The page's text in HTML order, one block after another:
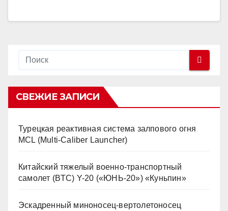
СВЕЖИЕ ЗАПИСИ
Турецкая реактивная система залпового огня
MCL (Multi-Caliber Launcher)
Китайский тяжелый военно-транспортный
самолет (BTC) Y-20 («ЮНЬ-20») «Куньпин»
Эскадренный миноносец-вертолетоносец